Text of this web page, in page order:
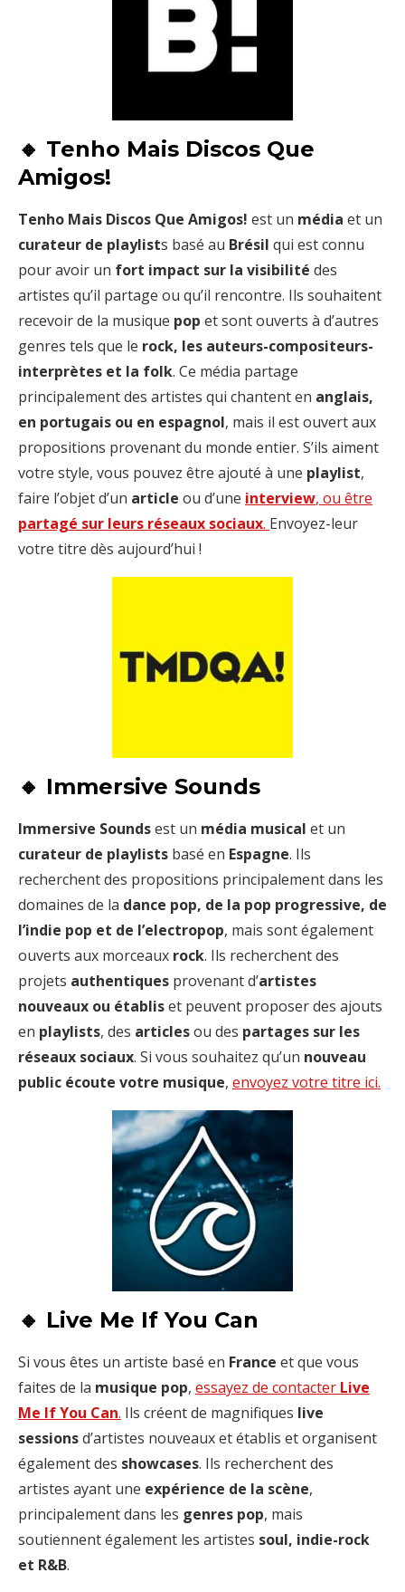
🔸 Tenho Mais Discos Que
Amigos!
Tenho Mais Discos Que Amigos! est un média et un
curateur de playlists basé au Brésil qui est connu
pour avoir un fort impact sur la visibilité des
artistes qu’il partage ou qu’il rencontre. Ils souhaitent
recevoir de la musique pop et sont ouverts à d’autres
genres tels que le rock, les auteurs-compositeurs-
interprètes et la folk. Ce média partage
principalement des artistes qui chantent en anglais,
en portugais ou en espagnol, mais il est ouvert aux
propositions provenant du monde entier. S’ils aiment
votre style, vous pouvez être ajouté à une playlist,
faire l’objet d’un article ou d’une interview, ou être
partagé sur leurs réseaux sociaux. Envoyez-leur
votre titre dès aujourd’hui !
🔸 Immersive Sounds
Immersive Soundsest un média musical et un
curateur de playlists basé en Espagne. Ils
recherchent des propositions principalement dans les
domaines de la dance pop, de la pop progressive, de
l’indie pop et de l’electropop, mais sont également
ouverts aux morceaux rock. Ils recherchent des
projets authentiques provenant d’artistes
nouveaux ou établiset peuvent proposer des ajouts
en playlists, des articlesou des partages sur les
réseaux sociaux. Si vous souhaitez qu’un nouveau
public écoute votre musique, envoyez votre titre ici.
🔸 Live Me If You Can
Si vous êtes un artiste basé en France et que vous
faites de la musique pop, essayez de contacter Live
Me If You Can. Ils créent de magnifiques live
sessionsd’artistes nouveaux et établis et organisent
également des showcases. Ils recherchent des
artistes ayant une expérience de la scène,
principalement dans les genres pop, mais
soutiennent également les artistes soul, indie-rock
et R&B.